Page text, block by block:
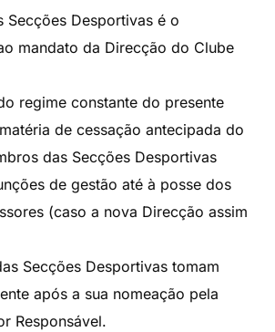
Secções Desportivas é o
mandato da Direcção do Clube
regime constante do presente
de cessação antecipada do
das Secções Desportivas
de gestão até à posse dos
(caso a nova Direcção assim
Secções Desportivas tomam
após a sua nomeação pela
Responsável.